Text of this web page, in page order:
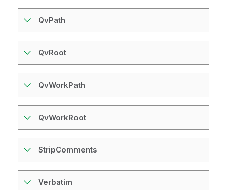
QvPath
QvRoot
QvWorkPath
QvWorkRoot
StripComments
Verbatim